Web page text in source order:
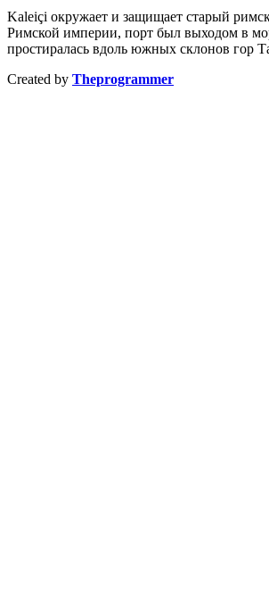
Kaleiçi окружает и защищает старый
Римской империи, порт был выходом в
простиралась вдоль южных склонов гор
Created by Theprogrammer